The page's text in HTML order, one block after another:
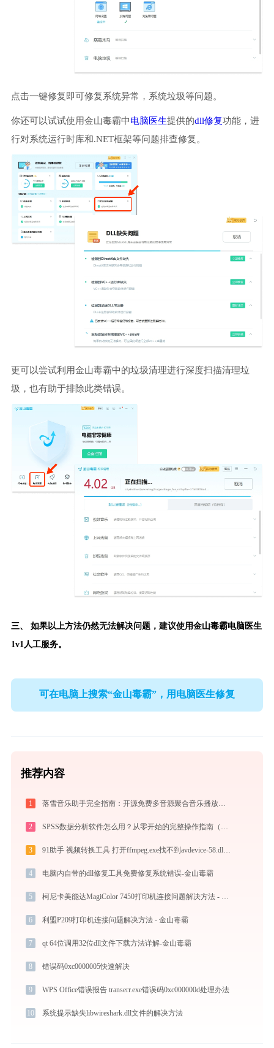
点击一键修复即可修复系统异常，系统垃圾等问题。
你还可以试试使用金山毒霸中电脑医生提供的dll修复功能，进
行对系统运行时库和.NET框架等问题排查修复。
更可以尝试利用金山毒霸中的垃圾清理进行深度扫描清理垃
圾，也有助于排除此类错误。
三、 如果以上方法仍然无法解决问题，建议使用金山毒霸电脑医生
1v1人工服务。
可在电脑上搜索“金山毒霸”，用电脑医生修复
推荐内容
1 落雪音乐助手完全指南：开源免费多音源聚合音乐播放器的安装、配置与使用技巧（2026最新）
2
3 91助手 视频转换工具 打开ffmpeg.exe找不到avdevice-58.dll怎么办
4 电脑内自带的dll修复工具免费修复系统错误-金山毒霸
5
6 利盟P209打印机连接问题解决方法 - 金山毒霸
7 qt 64位调用32位dll文件下载方法详解-金山毒霸
8 错误码0xc0000005快速解决
9 WPS Office错误报告 transerr.exe错误码0xc000000d处理办法
10 系统提示缺失libwireshark.dll文件的解决方法